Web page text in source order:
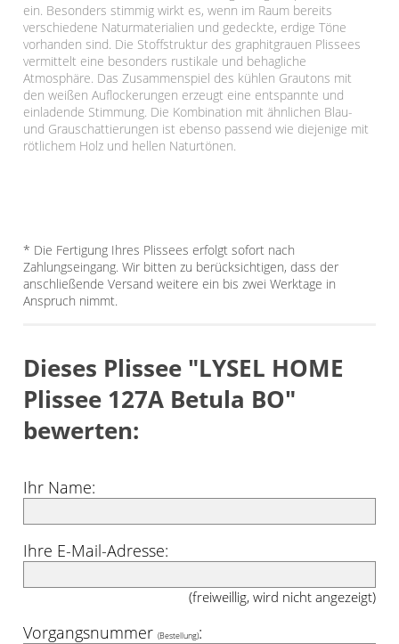
ein. Besonders stimmig wirkt es, wenn im Raum bereits
verschiedene Naturmaterialien und gedeckte, erdige Töne
vorhanden sind. Die Stoffstruktur des graphitgrauen Plissees
vermittelt eine besonders rustikale und behagliche
Atmosphäre. Das Zusammenspiel des kühlen Grautons mit
den weißen Auflockerungen erzeugt eine entspannte und
einladende Stimmung. Die Kombination mit ähnlichen Blau-
und Grauschattierungen ist ebenso passend wie diejenige mit
rötlichem Holz und hellen Naturtönen.
* Die Fertigung Ihres Plissees erfolgt sofort nach
Zahlungseingang. Wir bitten zu berücksichtigen, dass der
anschließende Versand weitere ein bis zwei Werktage in
Anspruch nimmt.
Dieses Plissee "LYSEL HOME
Plissee 127A Betula BO"
bewerten:
Ihr Name:
Ihre E-Mail-Adresse:
(freiweillig, wird nicht angezeigt)
Vorgangsnummer(Bestellung):